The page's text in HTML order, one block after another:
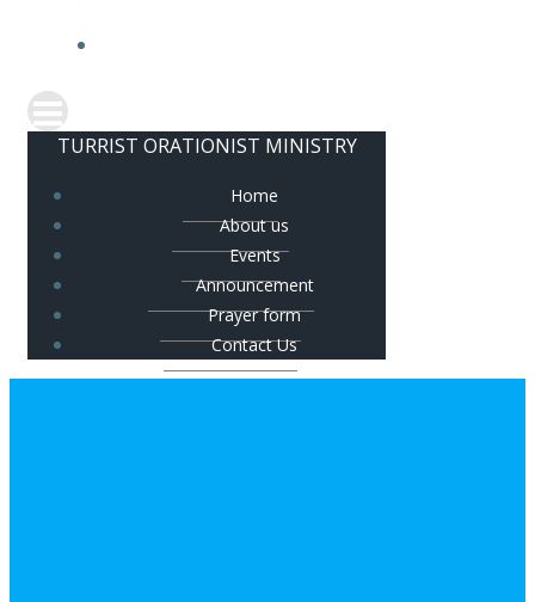
TURRIST ORATIONIST MINISTRY
Home
About us
Events
Announcement
Prayer form
Contact Us